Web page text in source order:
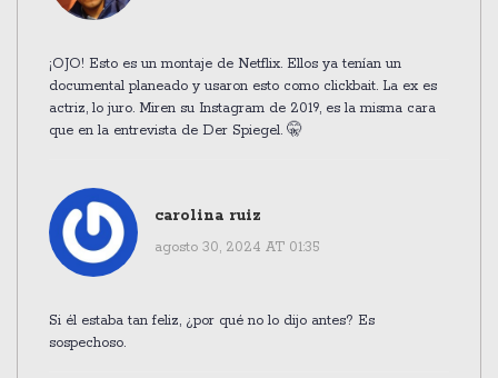
¡OJO! Esto es un montaje de Netflix. Ellos ya tenían un
documental planeado y usaron esto como clickbait. La ex es
actriz, lo juro. Miren su Instagram de 2019, es la misma cara
que en la entrevista de Der Spiegel. 🤫
carolina ruiz
agosto 30, 2024 AT 01:35
Si él estaba tan feliz, ¿por qué no lo dijo antes? Es
sospechoso.